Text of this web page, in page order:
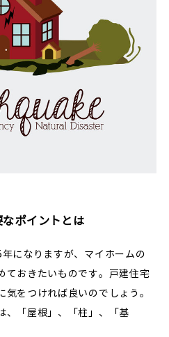
ポイントとは
になりますが、マイホームの
ておきたいものです。戸建住宅
をつければ良いのでしょう。
、「屋根」、「柱」、「基